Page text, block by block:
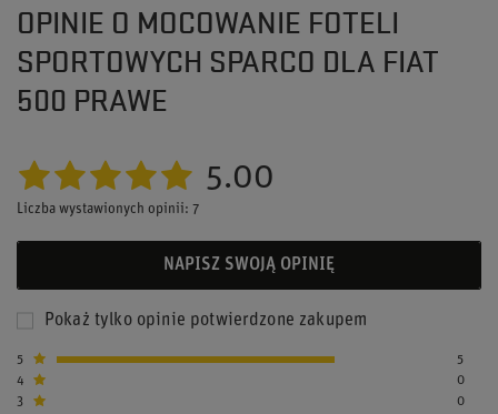
OPINIE O MOCOWANIE FOTELI
SPORTOWYCH SPARCO DLA FIAT
500 PRAWE
5.00
Liczba wystawionych opinii: 7
NAPISZ SWOJĄ OPINIĘ
Pokaż tylko opinie potwierdzone zakupem
5
5
4
0
3
0